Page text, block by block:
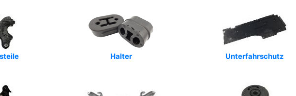
Halter Unterfahrschutz